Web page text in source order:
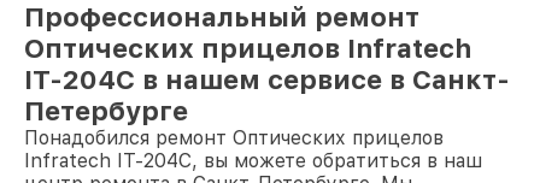
Профессиональный ремонт
Оптических прицелов Infratech
IT-204C в нашем сервисе в Санкт-
Петербурге
Понадобился ремонт Оптических прицелов
Infratech IT-204C, вы можете обратиться в наш